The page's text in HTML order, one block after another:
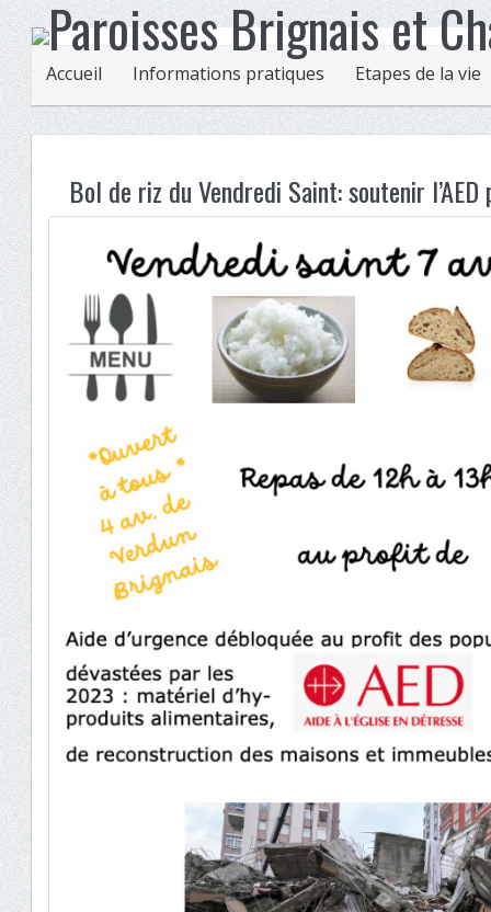
Accueil Informations pratiques Etapes de la vie
Bol de riz du Vendredi Saint: soutenir